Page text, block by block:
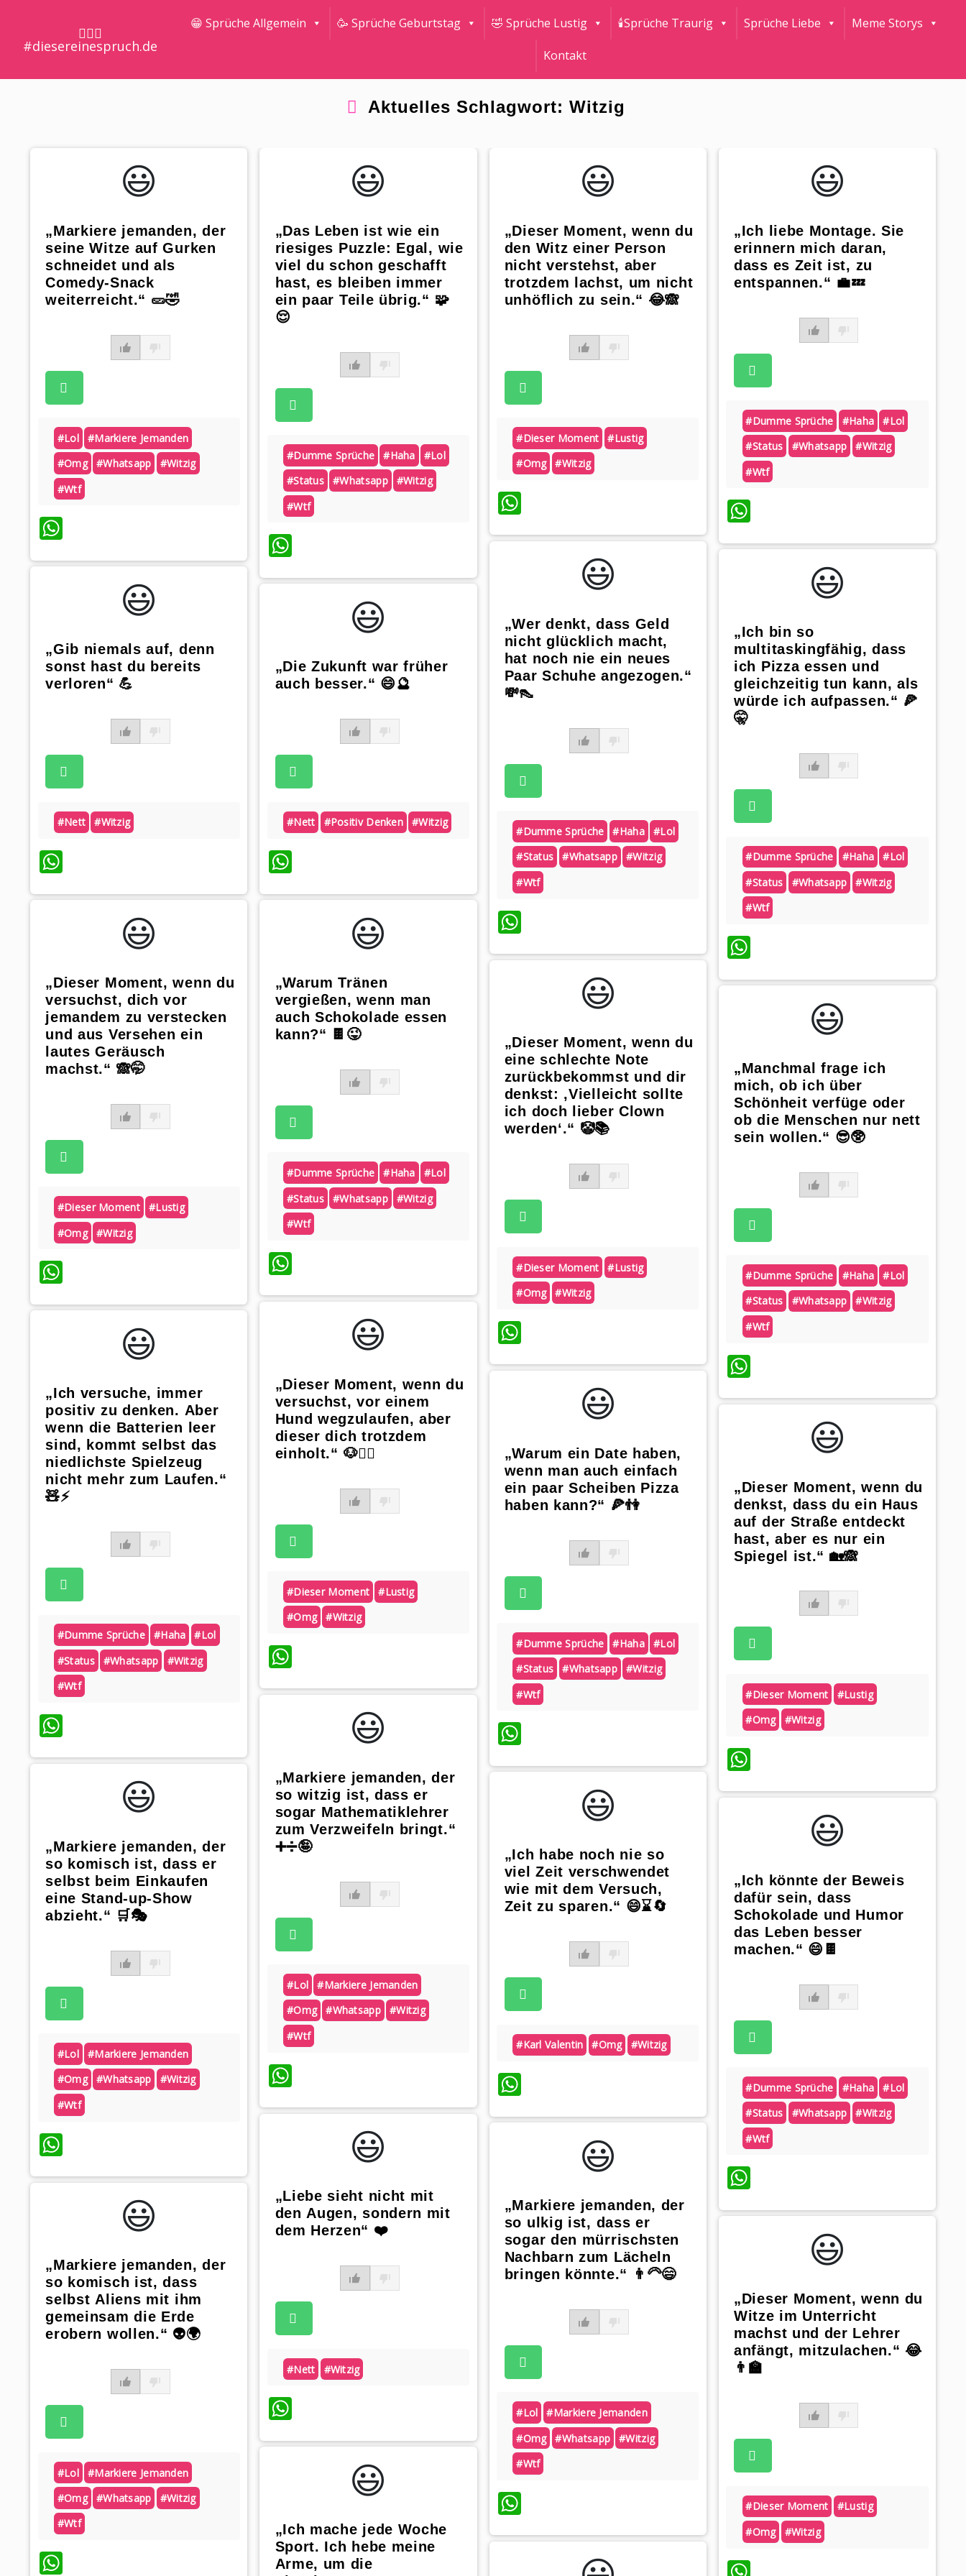
🤷🏼‍♀️
#diesereinespruch.de
😁 Sprüche Allgemein 🥳 Sprüche Geburtstag 🤣 Sprüche Lustig 🕯Sprüche Traurig Sprüche Liebe Meme Storys
Kontakt
Aktuelles Schlagwort: Witzig
😃️
„Markiere jemanden, der
seine Witze auf Gurken
schneidet und als
Comedy-Snack
weiterreicht.“ 🥒🤣
#lol
#markiere Jemanden
#omg
#whatsapp
#witzig
#wtf
WhatsApp
😃️
„Gib niemals auf, denn
sonst hast du bereits
verloren“ 💪
#nett #witzig
WhatsApp
😃️
„Dieser Moment, wenn du
versuchst, dich vor
jemandem zu verstecken
und aus Versehen ein
lautes Geräusch
machst.“ 🙈🤭
#dieser Moment
#lustig
#omg
#witzig
WhatsApp
😃️
„Ich versuche, immer
positiv zu denken. Aber
wenn die Batterien leer
sind, kommt selbst das
niedlichste Spielzeug
nicht mehr zum Laufen.“
🧸⚡
#dumme Sprüche #haha
#lol
#status
#whatsapp
#witzig
#wtf
WhatsApp
😃️
„Markiere jemanden, der
so komisch ist, dass er
selbst beim Einkaufen
eine Stand-up-Show
abzieht.“ 🛒🎭
#lol
#markiere Jemanden
#omg
#whatsapp
#witzig
#wtf
WhatsApp
😃️
„Markiere jemanden, der
so komisch ist, dass
selbst Aliens mit ihm
gemeinsam die Erde
erobern wollen.“ 👽🌍
#lol
#markiere Jemanden
#omg
#whatsapp
#witzig
#wtf
WhatsApp
😃️
„Das Leben ist wie ein
riesiges Puzzle: Egal, wie
viel du schon geschafft
hast, es bleiben immer
ein paar Teile übrig.“ 🧩
😌
#dumme Sprüche #haha
#lol
#status
#whatsapp
#witzig
#wtf
WhatsApp
😃️
„Die Zukunft war früher
auch besser.“ 😄🔮
#nett #positiv Denken #witzig
WhatsApp
😃️
„Warum Tränen
vergießen, wenn man
auch Schokolade essen
kann?“ 🍫😜
#dumme Sprüche #haha
#lol
#status
#whatsapp
#witzig
#wtf
WhatsApp
😃️
„Dieser Moment, wenn du
versuchst, vor einem
Hund wegzulaufen, aber
dieser dich trotzdem
einholt.“ 🐶🏃‍♂️
#dieser Moment
#lustig
#omg
#witzig
WhatsApp
😃️
„Markiere jemanden, der
so witzig ist, dass er
sogar Mathematiklehrer
zum Verzweifeln bringt.“
➕➗🤪
#lol
#markiere Jemanden
#omg
#whatsapp
#witzig
#wtf
WhatsApp
😃️
„Liebe sieht nicht mit
den Augen, sondern mit
dem Herzen“ ❤️
#nett #witzig
WhatsApp
😃️
„Ich mache jede Woche
Sport. Ich hebe meine
Arme, um die
😃️
„Dieser Moment, wenn du
den Witz einer Person
nicht verstehst, aber
trotzdem lachst, um nicht
unhöflich zu sein.“ 😂🙈
#dieser Moment
#lustig
#omg
#witzig
😃️
„Wer denkt, dass Geld
nicht glücklich macht,
hat noch nie ein neues
Paar Schuhe angezogen.“
💸👠
#dumme Sprüche #haha
#lol
#status
#whatsapp
#witzig
#wtf
😃️
„Dieser Moment, wenn du
eine schlechte Note
zurückbekommst und dir
denkst: ‚Vielleicht sollte
ich doch lieber Clown
werden‘.“ 🤡📚
#dieser Moment
#lustig
#omg
#witzig
😃️
„Warum ein Date haben,
wenn man auch einfach
ein paar Scheiben Pizza
haben kann?“ 🍕👫
#dumme Sprüche #haha
#lol
#status
#whatsapp
#witzig
#wtf
😃️
„Ich habe noch nie so
viel Zeit verschwendet
wie mit dem Versuch,
Zeit zu sparen.“ 😄⌛🔄
#karl Valentin #omg #witzig
😃️
„Markiere jemanden, der
so ulkig ist, dass er
sogar den mürrischsten
Nachbarn zum Lächeln
bringen könnte.“ 👨‍🦳😄
#lol
#markiere Jemanden
#omg
#whatsapp
#witzig
#wtf
😃️
„Ich liebe Montage. Sie
erinnern mich daran,
dass es Zeit ist, zu
entspannen.“ 💼💤
#dumme Sprüche #haha
#lol
#status
#whatsapp
#witzig
#wtf
😃️
„Ich bin so
multitaskingfähig, dass
ich Pizza essen und
gleichzeitig tun kann, als
würde ich aufpassen.“ 🍕
🤫
#dumme Sprüche #haha
#lol
#status
#whatsapp
#witzig
#wtf
😃️
„Manchmal frage ich
mich, ob ich über
Schönheit verfüge oder
ob die Menschen nur nett
sein wollen.“ 😎🥸
#dumme Sprüche #haha
#lol
#status
#whatsapp
#witzig
#wtf
😃️
„Dieser Moment, wenn du
denkst, dass du ein Haus
auf der Straße entdeckt
hast, aber es nur ein
Spiegel ist.“ 🏡🙈
#dieser Moment
#lustig
#omg
#witzig
😃️
„Ich könnte der Beweis
dafür sein, dass
Schokolade und Humor
das Leben besser
machen.“ 😄🍫
#dumme Sprüche #haha
#lol
#status
#whatsapp
#witzig
#wtf
😃️
„Dieser Moment, wenn du
Witze im Unterricht
machst und der Lehrer
anfängt, mitzulachen.“ 😂
👨‍🏫
#dieser Moment
#lustig
#omg
#witzig